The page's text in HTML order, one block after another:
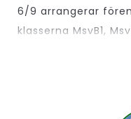
6/9 arrangerar
klasserna MsvB1,